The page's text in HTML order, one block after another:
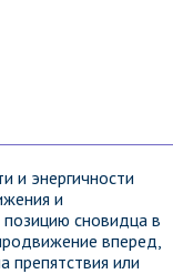
и энергичности
и
сновидца в
вперед,
препятствия или